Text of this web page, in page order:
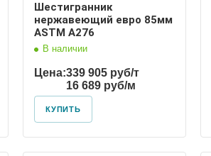
Шестигранник
нержавеющий евро 85мм
ASTM A276
В наличии
Цена:339 905 руб/т
16 689 руб/м
КУПИТЬ